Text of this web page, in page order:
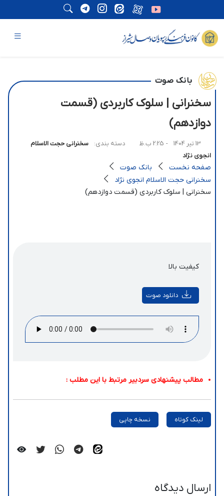
بانک صوت
سخنرانی | سلوک کاربردی (قسمت
دوازدهم)
13 تیر 1404 - 2:25 ب.ظ دسته بندی:
سخنرانی حجت الاسلام
انجوی نژاد
صفحه نخست
بانک صوت
سخنرانی حجت الاسلام انجوی نژاد
سخنرانی | سلوک کاربردی (قسمت دوازدهم)
کیفیت بالا
دانلود صوت
مطالب پیشنهادی سردبیر مرتبط با این مطلب :
لینک کوتاه نسخه چاپی
ارسال دیدگاه